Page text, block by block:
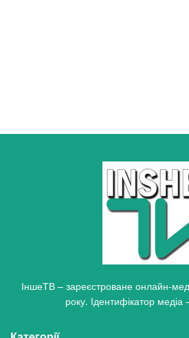
ІншеТВ – зареєстроване онлайн-
року. Ідентифікатор